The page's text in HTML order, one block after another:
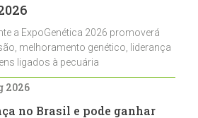
a ExpoGenética 2026 promoverá
melhoramento genético, liderança
ligados à pecuária
2026
no Brasil e pode ganhar